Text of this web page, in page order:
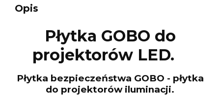
Opis
Płytka GOBO do
projektorów LED.
Płytka bezpieczeństwa GOBO - płytka
do projektorów iluminacji.